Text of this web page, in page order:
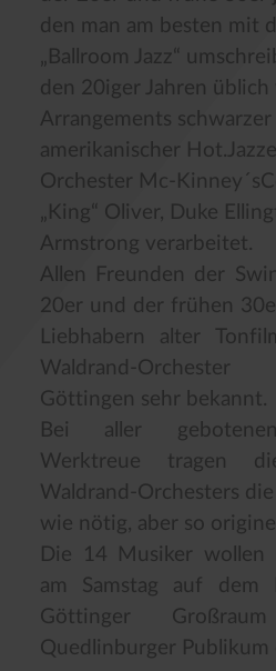
den man am besten mit
„Ballroom Jazz“
den 20iger Jahren üblich
Arrangements
amerikanischer
Orchester Mc-
„King“ Oliver, Duke
Armstrong verarbeitet.
Allen Freunden der
20er und der frühen
Liebhabern alter
Waldrand-
Göttingen sehr bekannt.
Bei aller
Werktreue tragen
Waldrand-Orchesters
wie nötig, aber so
Die 14 Musiker wollen
am Samstag auf dem
Göttinger
Quedlinburger Publikum